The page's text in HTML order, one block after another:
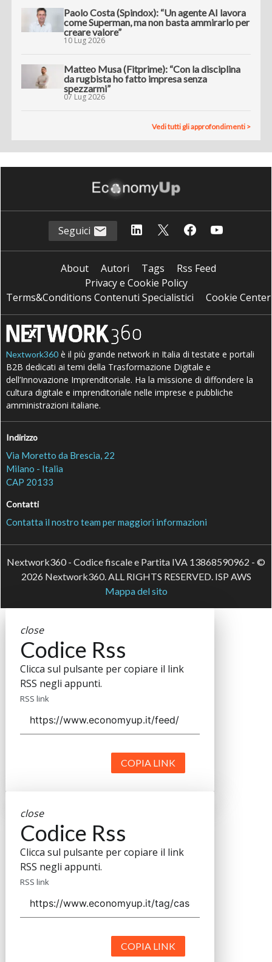
Paolo Costa (Spindox): “Un agente AI lavora
come Superman, ma non basta ammirarlo per
creare valore”
10 Lug 2026
Matteo Musa (Fitprime): “Con la disciplina
da rugbista ho fatto impresa senza
spezzarmi”
07 Lug 2026
Vedi tutti gli approfondimenti >
Seguici
About Autori Tags
Rss Feed
Privacy e Cookie Policy
Terms&Conditions Contenuti Specialistici
Cookie Center
Nextwork360 è il più grande network in Italia di testate e portali
B2B dedicati ai temi della Trasformazione Digitale e
dell’Innovazione Imprenditoriale. Ha la missione di diffondere la
cultura digitale e imprenditoriale nelle imprese e pubbliche
amministrazioni italiane.
Indirizzo
Via Moretto da Brescia, 22
Milano - Italia
CAP 20133
Contatti
Contatta il nostro team per maggiori informazioni
Nextwork360 - Codice fiscale e Partita IVA 13868590962 - ©
2026 Nextwork360. ALL RIGHTS RESERVED. ISP AWS
Mappa del sito
close
Codice Rss
Clicca sul pulsante per copiare il link
RSS negli appunti.
RSS link
COPIA LINK
close
Codice Rss
Clicca sul pulsante per copiare il link
RSS negli appunti.
RSS link
COPIA LINK